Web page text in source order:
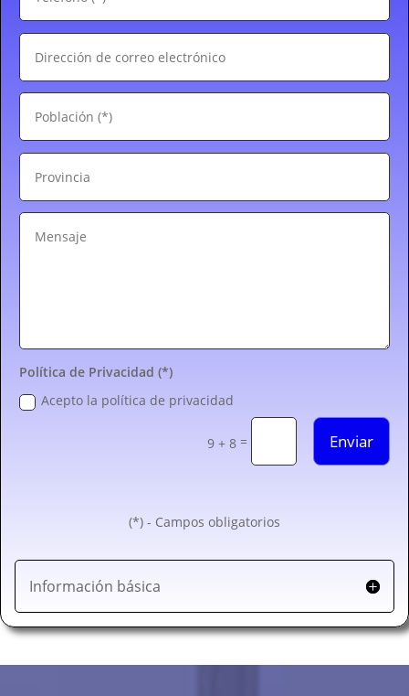
Política de Privacidad (*)
Acepto la política de privacidad
9 + 8 = Enviar
(*) - Campos obligatorios
Información básica